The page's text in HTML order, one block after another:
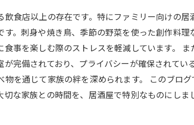
飲食店以上の存在です。特にファミリー向けの
す。刺身や焼き鳥、季節の野菜を使った創作料
食事を楽しむ際のストレスを軽減しています。
が完備されており、プライバシーが確保されて
物を通じて家族の絆を深められます。 このブロ
切な家族との時間を、居酒屋で特別なものにしま